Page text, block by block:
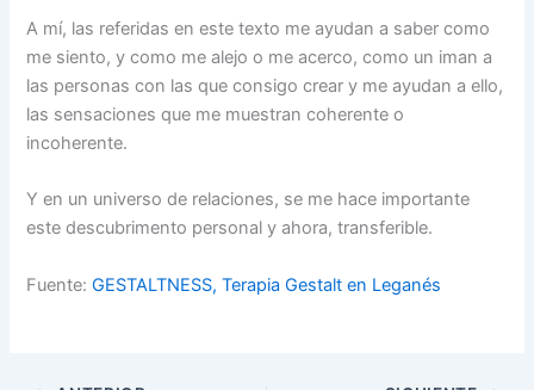
A mí, las referidas en este texto me ayudan a saber como
me siento, y como me alejo o me acerco, como un iman a
las personas con las que consigo crear y me ayudan a ello,
las sensaciones que me muestran coherente o
incoherente.
Y en un universo de relaciones, se me hace importante
este descubrimento personal y ahora, transferible.
Fuente:GESTALTNESS, Terapia Gestalt en Leganés